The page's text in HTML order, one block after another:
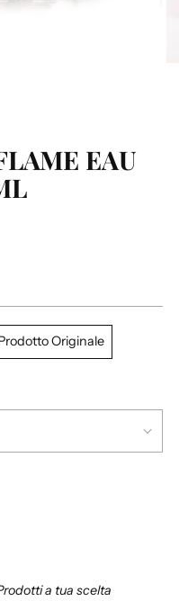
EAU
Originale
a tua scelta